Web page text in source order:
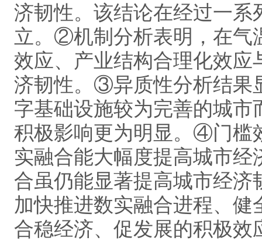
济韧性。该结论在经过一
立。②机制分析表明，在气
效应、产业结构合理化效
济韧性。③异质性分析结果
字基础设施较为完善的城
积极影响更为明显。④门槛
实融合能大幅度提高城市
合虽仍能显著提高城市经
加快推进数实融合进程、
合稳经济、促发展的积极